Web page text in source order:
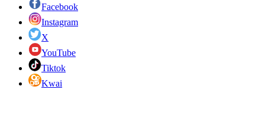
Facebook
Instagram
X
YouTube
Tiktok
Kwai